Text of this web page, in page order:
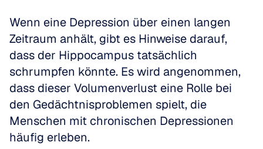
Wenn eine Depression über einen langen
Zeitraum anhält, gibt es Hinweise darauf,
dass der Hippocampus tatsächlich
schrumpfen könnte. Es wird angenommen,
dass dieser Volumenverlust eine Rolle bei
den Gedächtnisproblemen spielt, die
Menschen mit chronischen Depressionen
häufig erleben.